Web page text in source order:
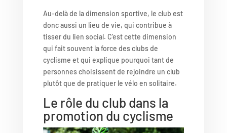
Au-delà de la dimension sportive, le club est
donc aussi un lieu de vie, qui contribue à
tisser du lien social. C’est cette dimension
qui fait souvent la force des clubs de
cyclisme et qui explique pourquoi tant de
personnes choisissent de rejoindre un club
plutôt que de pratiquer le vélo en solitaire.
Le rôle du club dans la
promotion du cyclisme